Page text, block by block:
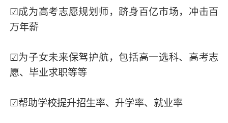
☑成为高考志愿规划师，跻身百亿市场，冲击百
万年薪
☑为子女未来保驾护航，包括高一选科、高考志
愿、毕业求职等等
☑帮助学校提升招生率、升学率、就业率